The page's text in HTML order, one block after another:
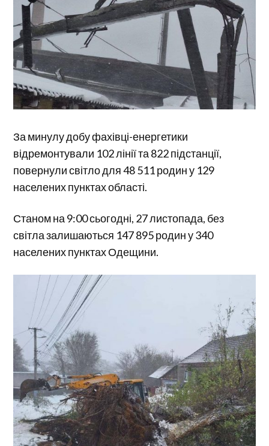
За минулу добу фахівці-енергетики
відремонтували 102 лінії та 822 підстанції,
повернули світло для 48 511 родин у 129
населених пунктах області.
Станом на 9:00 сьогодні, 27 листопада, без
світла залишаються 147 895 родин у 340
населених пунктах Одещини.